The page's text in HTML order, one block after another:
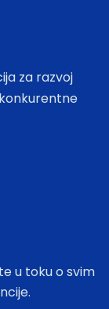
za razvoj
u toku o svim